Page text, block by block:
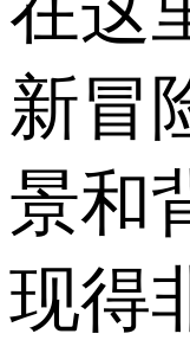
新冒
景和
现得